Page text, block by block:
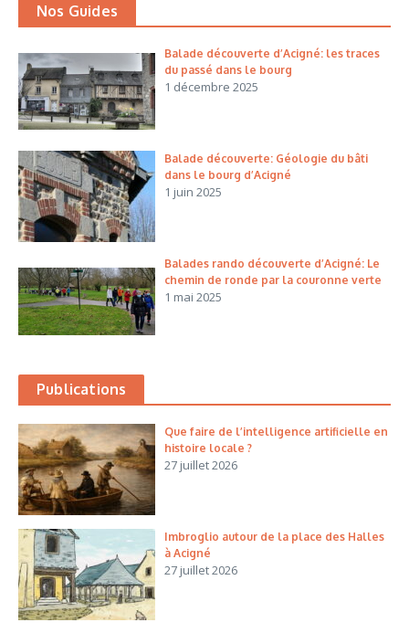
Nos Guides
Balade découverte d’Acigné: les traces
du passé dans le bourg
1 décembre 2025
Balade découverte: Géologie du bâti
dans le bourg d’Acigné
1 juin 2025
Balades rando découverte d’Acigné: Le
chemin de ronde par la couronne verte
1 mai 2025
Publications
Que faire de l’intelligence artificielle en
histoire locale ?
27 juillet 2026
Imbroglio autour de la place des Halles
à Acigné
27 juillet 2026